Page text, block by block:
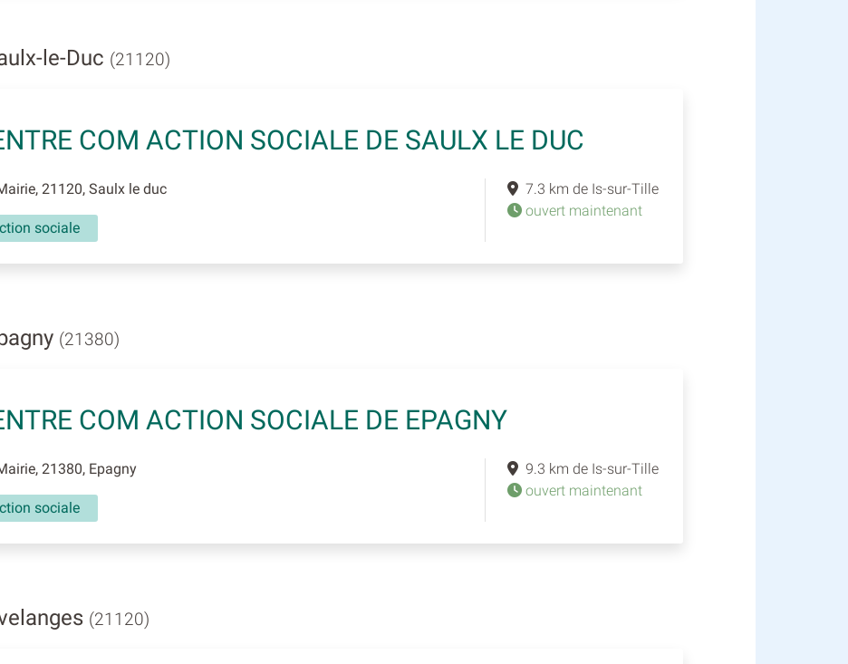
le-Duc (21120)
COM ACTION SOCIALE DE SAULX LE DUC
21120, Saulx le duc
sociale
7.3 km de Is-sur-Tille
ouvert maintenant
(21380)
COM ACTION SOCIALE DE EPAGNY
21380, Epagny
sociale
9.3 km de Is-sur-Tille
ouvert maintenant
(21120)